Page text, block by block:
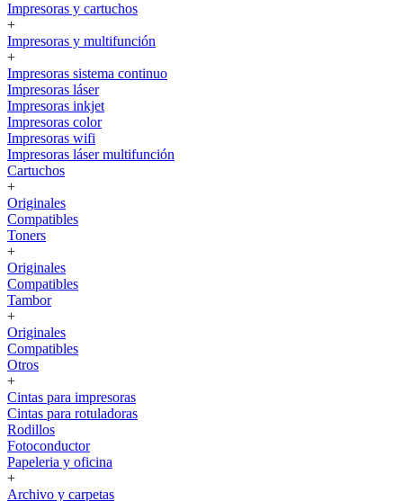
Impresoras y cartuchos
+
Impresoras y multifunción
+
Impresoras sistema continuo
Impresoras láser
Impresoras inkjet
Impresoras color
Impresoras wifi
Impresoras láser multifunción
Cartuchos
+
Originales
Compatibles
Toners
+
Originales
Compatibles
Tambor
+
Originales
Compatibles
Otros
+
Cintas para impresoras
Cintas para rotuladoras
Rodillos
Fotoconductor
Papeleria y oficina
+
Archivo y carpetas